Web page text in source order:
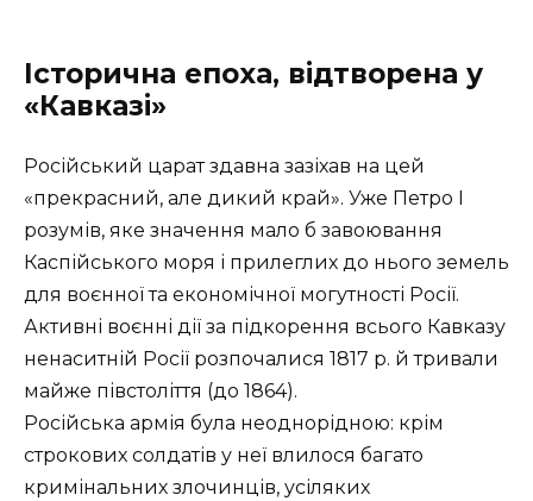
Історична епоха, відтворена у
«Кавказі»
Російський царат здавна зазіхав на цей
«прекрасний, але дикий край». Уже Петро І
розумів, яке значення мало б завоювання
Каспійського моря і прилеглих до нього земель
для воєнної та економічної могутності Росії.
Активні воєнні дії за підкорення всього Кавказу
ненаситній Росії розпочалися 1817 р. й тривали
майже півстоліття (до 1864).
Російська армія була неоднорідною: крім
строкових солдатів у неї влилося багато
кримінальних злочинців, усіляких